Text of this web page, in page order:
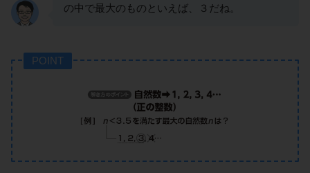
の中で最大のものといえば、３だね。
POINT